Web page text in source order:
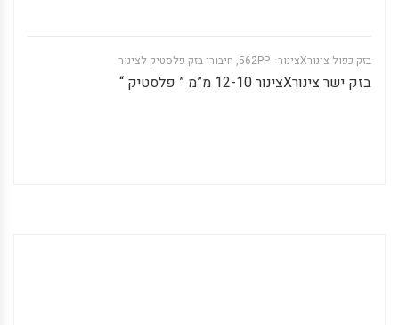
בזק כפול צינורXצינור - 562PP , חיבורי בזק פלסטיק לצינור
בזק ישר צינורXצינור 12-10 מ”מ ” פלסטיק “